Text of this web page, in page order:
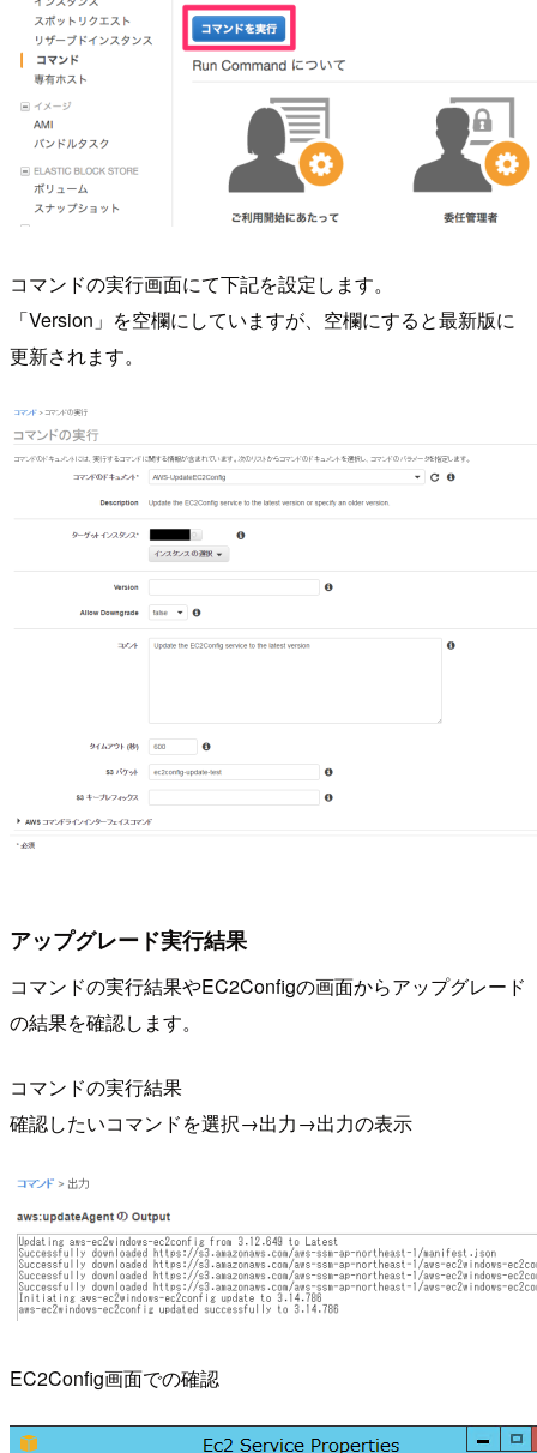
コマンドの実行画面にて下記を設定します。
「Version」を空欄にしていますが、空欄にすると最新版に
更新されます。
アップグレード実行結果
コマンドの実行結果やEC2Configの画面からアップグレード
の結果を確認します。
コマンドの実行結果
確認したいコマンドを選択→出力→出力の表示
EC2Config画面での確認